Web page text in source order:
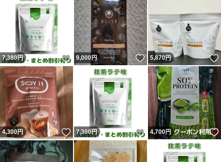
7,380円 いいね！
9,000円 いいね！
5,870円
4,300円 いいね！
7,300円 いいね！
4,700円